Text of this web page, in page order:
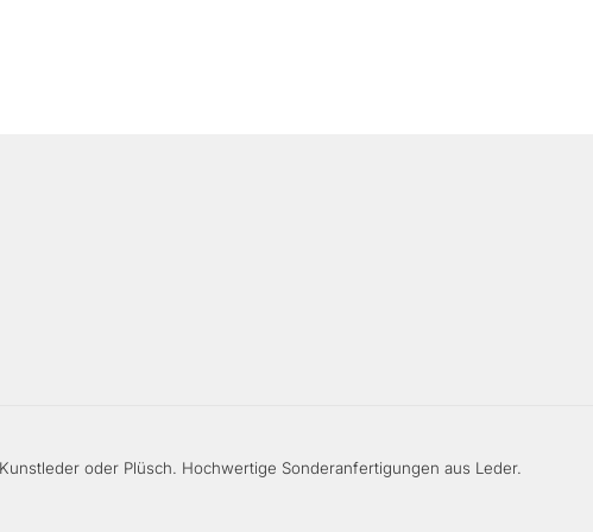
oder Plüsch. Hochwertige Sonderanfertigungen aus Leder.